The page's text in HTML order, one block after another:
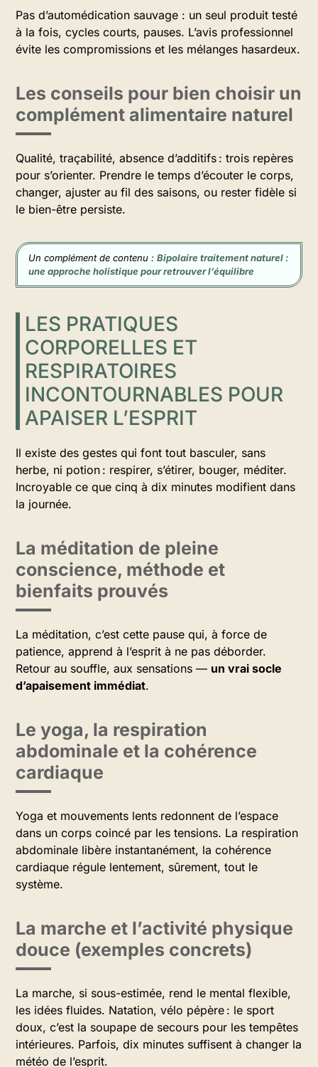
Pas d’automédication sauvage : un seul produit testé
à la fois, cycles courts, pauses. L’avis professionnel
évite les compromissions et les mélanges hasardeux.
Les conseils pour bien choisir un
complément alimentaire naturel
Qualité, traçabilité, absence d’additifs : trois repères
pour s’orienter. Prendre le temps d’écouter le corps,
changer, ajuster au fil des saisons, ou rester fidèle si
le bien-être persiste.
Un complément de contenu : Bipolaire traitement naturel :
une approche holistique pour retrouver l’équilibre
LES PRATIQUES
CORPORELLES ET
RESPIRATOIRES
INCONTOURNABLES POUR
APAISER L’ESPRIT
Il existe des gestes qui font tout basculer, sans
herbe, ni potion : respirer, s’étirer, bouger, méditer.
Incroyable ce que cinq à dix minutes modifient dans
la journée.
La méditation de pleine
conscience, méthode et
bienfaits prouvés
La méditation, c’est cette pause qui, à force de
patience, apprend à l’esprit à ne pas déborder.
Retour au souffle, aux sensations — un vrai socle
d’apaisement immédiat.
Le yoga, la respiration
abdominale et la cohérence
cardiaque
Yoga et mouvements lents redonnent de l’espace
dans un corps coincé par les tensions. La respiration
abdominale libère instantanément, la cohérence
cardiaque régule lentement, sûrement, tout le
système.
La marche et l’activité physique
douce (exemples concrets)
La marche, si sous-estimée, rend le mental flexible,
les idées fluides. Natation, vélo pépère : le sport
doux, c’est la soupape de secours pour les tempêtes
intérieures. Parfois, dix minutes suffisent à changer la
météo de l’esprit.